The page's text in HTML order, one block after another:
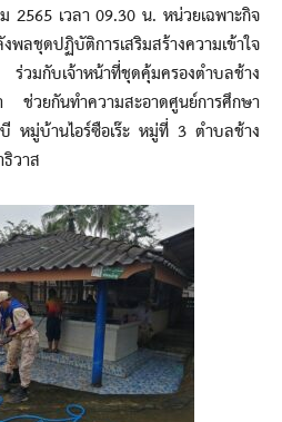
เวลา 09.30 น. หน่วยเฉพาะกิจ
ลชุดปฏิบัติการเสริมสร้างความเข้าใจ
วมกับเจ้าหน้าที่ชุดคุ้มครองตำบลช้าง
วยกันทำความสะอาดศูนย์การศึกษา
หมู่บ้านไอร์ซือเร๊ะ หมู่ที่ 3 ตำบลช้าง
วาส